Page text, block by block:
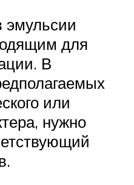
эмульсии
для
В
или
нужно